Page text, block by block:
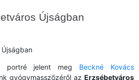
Újságban
portré jelent meg Beckné Kovács
gyógymasszőzéről az Erzsébetváros